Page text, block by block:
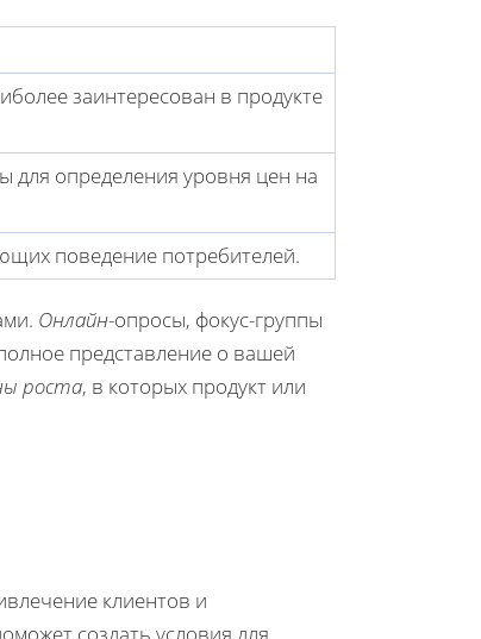
заинтересован в продукте
для определения уровня цен на
поведение потребителей.
Онлайн-опросы, фокус-группы
представление о вашей
роста, в которых продукт или
клиентов и
создать условия для